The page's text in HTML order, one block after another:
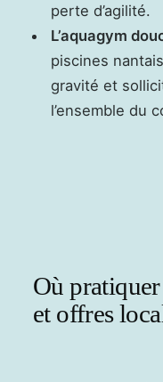
perte d’agilité.
L’aquagym
piscines
gravité et
l’ensemble du
Où pratiquer
et offres